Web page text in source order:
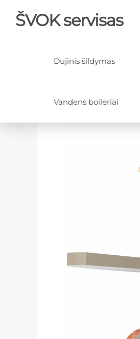
ŠVOK servisas
Dujinis šildymas
Vandens boileriai